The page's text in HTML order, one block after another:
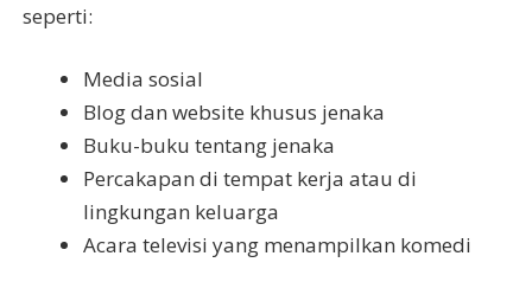
seperti:
Media sosial
Blog dan website khusus jenaka
Buku-buku tentang jenaka
Percakapan di tempat kerja atau di
lingkungan keluarga
Acara televisi yang menampilkan komedi